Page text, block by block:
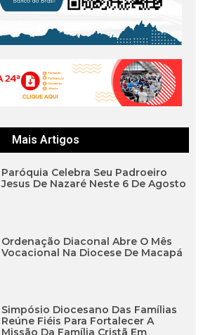
Mais Artigos
Paróquia Celebra Seu Padroeiro
Jesus De Nazaré Neste 6 De Agosto
Ordenação Diaconal Abre O Mês
Vocacional Na Diocese De Macapá
Simpósio Diocesano Das Famílias
Reúne Fiéis Para Fortalecer A
Missão Da Família Cristã Em